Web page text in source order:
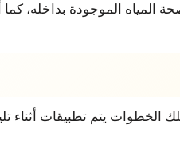
الموجودة بداخله، كما
الخطوات يتم تطبيقات أثناء